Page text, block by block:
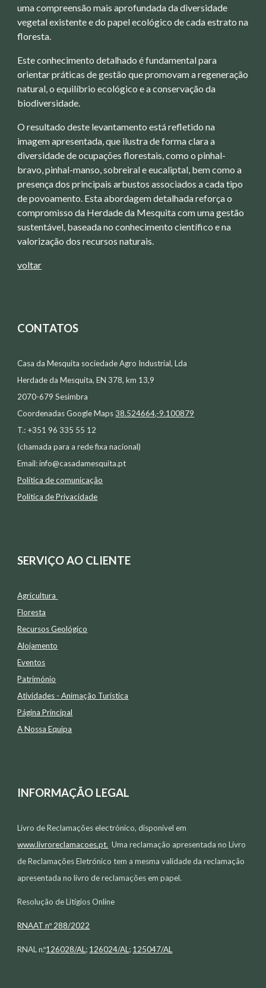
uma compreensão mais aprofundada da diversidade
vegetal existente e do papel ecológico de cada estrato na
floresta.
Este conhecimento detalhado é fundamental para
orientar práticas de gestão que promovam a regeneração
natural, o equilíbrio ecológico e a conservação da
biodiversidade.
O resultado deste levantamento está refletido na
imagem apresentada, que ilustra de forma clara a
diversidade de ocupações florestais, como o pinhal-
bravo, pinhal-manso, sobreiral e eucaliptal, bem como a
presença dos principais arbustos associados a cada tipo
de povoamento. Esta abordagem detalhada reforça o
compromisso da Herdade da Mesquita com uma gestão
sustentável, baseada no conhecimento científico e na
valorização dos recursos naturais.
voltar
CONTATOS
Casa da Mesquita sociedade Agro Industrial, Lda
Herdade da Mesquita, EN 378, km 13,9
2070-679 Sesimbra
Coordenadas Google Maps38.524664,-9.100879
T.: +351 96 335 55 12
(chamada para a rede fixa nacional)
Email:info@casadamesquita.pt
Política de comunicação
Politica de Privacidade
SERVIÇO AO CLIENTE
Agricultura
Floresta
Recursos Geológico
Alojamento
Eventos
Património
Atividades -Animação Turística
Página Principal
A Nossa Equipa
INFORMAÇÃO LEGAL
Livro de Reclamações electrónico, disponível em
www.livroreclamacoes.pt. Uma reclamação apresentada no Livro
de Reclamações Eletrónico tem a mesma validade da reclamação
apresentada no livro de reclamações em papel.
Resolução de Litígios Online
RNAAT nº 288/2022
RNAL n.º126028/AL ; 126024/AL ; 125047/AL